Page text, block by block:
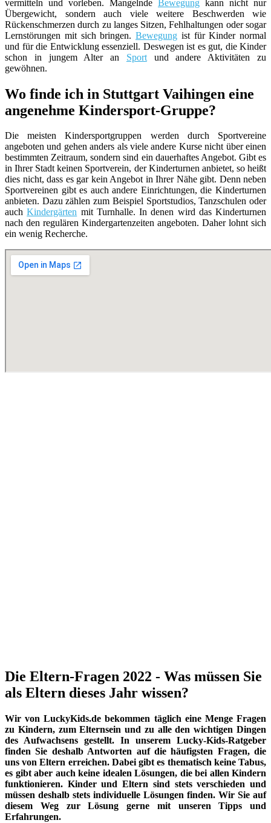
vermitteln und vorleben. Mangelnde Bewegung kann nicht nur
Übergewicht, sondern auch viele weitere Beschwerden wie
Rückenschmerzen durch zu langes Sitzen, Fehlhaltungen oder sogar
Lernstörungen mit sich bringen. Bewegung ist für Kinder normal
und für die Entwicklung essenziell. Deswegen ist es gut, die Kinder
schon in jungem Alter an Sportund andere Aktivitäten zu
gewöhnen.
Wo finde ich in Stuttgart Vaihingen eine
angenehme Kindersport-Gruppe?
Die meisten Kindersportgruppen werden durch Sportvereine
angeboten und gehen anders als viele andere Kurse nicht über einen
bestimmten Zeitraum, sondern sind ein dauerhaftes Angebot. Gibt es
in Ihrer Stadt keinen Sportverein, der Kinderturnen anbietet, so heißt
dies nicht, dass es gar kein Angebot in Ihrer Nähe gibt. Denn neben
Sportvereinen gibt es auch andere Einrichtungen, die Kinderturnen
anbieten. Dazu zählen zum Beispiel Sportstudios, Tanzschulen oder
auchKindergärten mit Turnhalle. In denen wird das Kinderturnen
nach den regulären Kindergartenzeiten angeboten. Daher lohnt sich
ein wenig Recherche.
Die Eltern-Fragen 2022 - Was müssen Sie
als Eltern dieses Jahr wissen?
Wir von LuckyKids.de bekommen täglich eine Menge Fragen
zu Kindern, zum Elternsein und zu alle den wichtigen Dingen
des Aufwachsens gestellt. In unserem Lucky-Kids-Ratgeber
finden Sie deshalb Antworten auf die häufigsten Fragen, die
uns von Eltern erreichen. Dabei gibt es thematisch keine Tabus,
es gibt aber auch keine idealen Lösungen, die bei allen Kindern
funktionieren. Kinder und Eltern sind stets verschieden und
müssen deshalb stets individuelle Lösungen finden. Wir Sie auf
diesem Weg zur Lösung gerne mit unseren Tipps und
Erfahrungen.